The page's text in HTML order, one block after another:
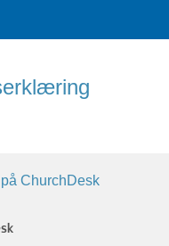
på ChurchDesk